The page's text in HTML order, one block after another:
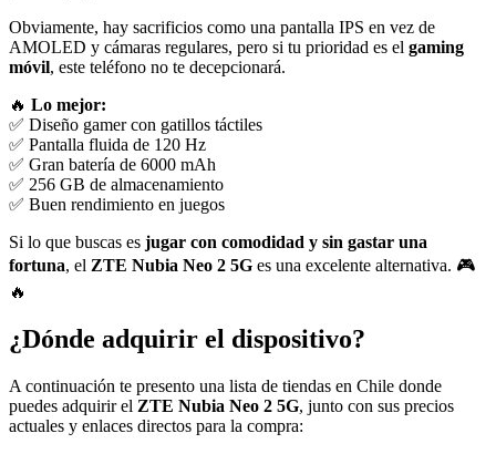
Obviamente, hay sacrificios como una pantalla IPS en vez de
AMOLED y cámaras regulares, pero si tu prioridad es el gaming
móvil, este teléfono no te decepcionará.
🔥 Lo mejor:
✅ Diseño gamer con gatillos táctiles
✅ Pantalla fluida de 120 Hz
✅ Gran batería de 6000 mAh
✅ 256 GB de almacenamiento
✅ Buen rendimiento en juegos
Si lo que buscas es jugar con comodidad y sin gastar una
fortuna, el ZTE Nubia Neo 2 5G es una excelente alternativa. 🎮
🔥
¿Dónde adquirir el dispositivo?
A continuación te presento una lista de tiendas en Chile donde
puedes adquirir el ZTE Nubia Neo 2 5G, junto con sus precios
actuales y enlaces directos para la compra: